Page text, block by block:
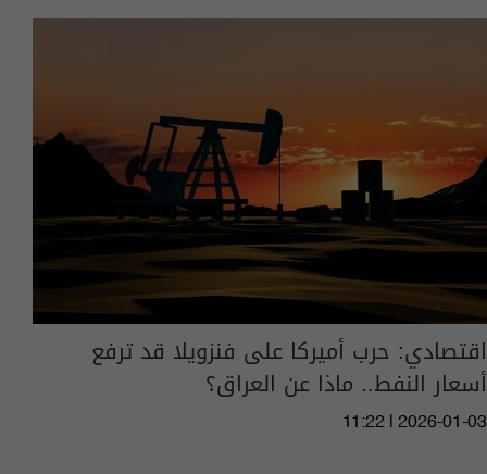
اقتصادي: حرب أميركا على فنزويلا قد ترفع
أسعار النفط.. ماذا عن العراق؟
11:22 | 2026-01-03